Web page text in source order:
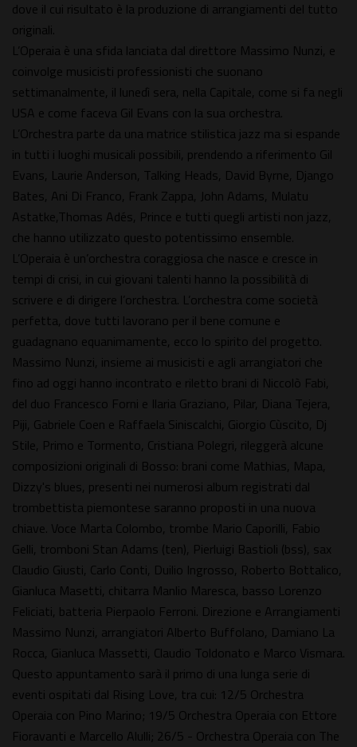
dove il cui risultato è la produzione di arrangiamenti del tutto
originali.
L’Operaia è una sfida lanciata dal direttore Massimo Nunzi, e
coinvolge musicisti professionisti che suonano
settimanalmente, il lunedì sera, nella Capitale, come si fa negli
USA e come faceva Gil Evans con la sua orchestra.
L’Orchestra parte da una matrice stilistica jazz ma si espande
in tutti i luoghi musicali possibili, prendendo a riferimento Gil
Evans, Laurie Anderson, Talking Heads, David Byrne, Django
Bates, Ani Di Franco, Frank Zappa, John Adams, Mulatu
Astatke,Thomas Adés, Prince e tutti quegli artisti non jazz,
che hanno utilizzato questo potentissimo ensemble.
L’Operaia è un’orchestra coraggiosa che nasce e cresce in
tempi di crisi, in cui giovani talenti hanno la possibilità di
scrivere e di dirigere l’orchestra. L’orchestra come società
perfetta, dove tutti lavorano per il bene comune e
guadagnano equanimamente, ecco lo spirito del progetto.
Massimo Nunzi, insieme ai musicisti e agli arrangiatori che
fino ad oggi hanno incontrato e riletto brani di Niccolò Fabi,
del duo Francesco Forni e Ilaria Graziano, Pilar, Diana Tejera,
Piji, Gabriele Coen e Raffaela Siniscalchi, Giorgio Cùscito, Dj
Stile, Primo e Tormento, Cristiana Polegri, rileggerà alcune
composizioni originali di Bosso: brani come Mathias, Mapa,
Dizzy's blues, presenti nei numerosi album registrati dal
trombettista piemontese saranno proposti in una nuova
chiave. Voce Marta Colombo, trombe Mario Caporilli, Fabio
Gelli, tromboni Stan Adams (ten), Pierluigi Bastioli (bss), sax
Claudio Giusti, Carlo Conti, Duilio Ingrosso, Roberto Bottalico,
Gianluca Masetti, chitarra Manlio Maresca, basso Lorenzo
Feliciati, batteria Pierpaolo Ferroni. Direzione e Arrangiamenti
Massimo Nunzi, arrangiatori Alberto Buffolano, Damiano La
Rocca, Gianluca Massetti, Claudio Toldonato e Marco Vismara.
Questo appuntamento sarà il primo di una lunga serie di
eventi ospitati dal Rising Love, tra cui: 12/5 Orchestra
Operaia con Pino Marino; 19/5 Orchestra Operaia con Ettore
Fioravanti e Marcello Alulli; 26/5 - Orchestra Operaia con The